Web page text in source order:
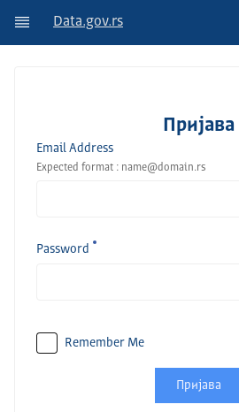
Data.gov.rs
Пријава
Email Address
Expected format : name@domain.rs
Password
Remember Me
Пријава